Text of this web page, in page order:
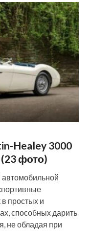
Healey 3000
фото)
простых и
способных дарить
не обладая при